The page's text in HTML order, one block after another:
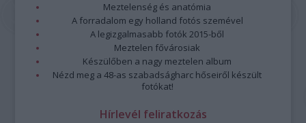
Meztelenség és anatómia
A forradalom egy holland fotós szemével
A legizgalmasabb fotók 2015-ből
Meztelen fővárosiak
Készülőben a nagy meztelen album
Nézd meg a 48-as szabadságharc hőseiről készült
fotókat!
Hírlevél feliratkozás